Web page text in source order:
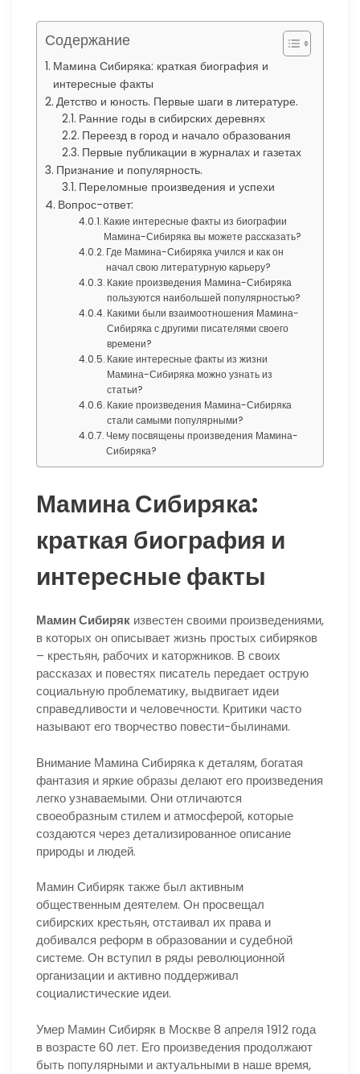
Содержание
Мамина Сибиряка: краткая биография и
интересные факты
Детство и юность. Первые шаги в литературе.
Ранние годы в сибирских деревнях
Переезд в город и начало образования
Первые публикации в журналах и газетах
Признание и популярность.
Переломные произведения и успехи
Вопрос-ответ:
Какие интересные факты из биографии
Мамина-Сибиряка вы можете рассказать?
Где Мамина-Сибиряка учился и как он
начал свою литературную карьеру?
Какие произведения Мамина-Сибиряка
пользуются наибольшей популярностью?
Какими были взаимоотношения Мамина-
Сибиряка с другими писателями своего
времени?
Какие интересные факты из жизни
Мамина-Сибиряка можно узнать из
статьи?
Какие произведения Мамина-Сибиряка
стали самыми популярными?
Чему посвящены произведения Мамина-
Сибиряка?
Мамина Сибиряка:
краткая биография и
интересные факты
Мамин Сибиряк известен своими произведениями,
в которых он описывает жизнь простых сибиряков
– крестьян, рабочих и каторжников. В своих
рассказах и повестях писатель передает острую
социальную проблематику, выдвигает идеи
справедливости и человечности. Критики часто
называют его творчество повести-былинами.
Внимание Мамина Сибиряка к деталям, богатая
фантазия и яркие образы делают его произведения
легко узнаваемыми. Они отличаются
своеобразным стилем и атмосферой, которые
создаются через детализированное описание
природы и людей.
Мамин Сибиряк также был активным
общественным деятелем. Он просвещал
сибирских крестьян, отстаивал их права и
добивался реформ в образовании и судебной
системе. Он вступил в ряды революционной
организации и активно поддерживал
социалистические идеи.
Умер Мамин Сибиряк в Москве 8 апреля 1912 года
в возрасте 60 лет. Его произведения продолжают
быть популярными и актуальными в наше время,